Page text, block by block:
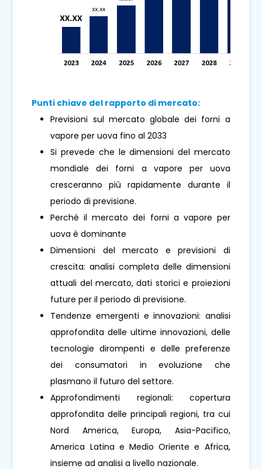
Punti chiave del rapporto di mercato:
Previsioni sul mercato globale dei forni a
vapore per uova fino al 2033
Si prevede che le dimensioni del mercato
mondiale dei forni a vapore per uova
cresceranno più rapidamente durante il
periodo di previsione.
Perché il mercato dei forni a vapore per
uova è dominante
Dimensioni del mercato e previsioni di
crescita: analisi completa delle dimensioni
attuali del mercato, dati storici e proiezioni
future per il periodo di previsione.
Tendenze emergenti e innovazioni: analisi
approfondita delle ultime innovazioni, delle
tecnologie dirompenti e delle preferenze
dei consumatori in evoluzione che
plasmano il futuro del settore.
Approfondimenti regionali: copertura
approfondita delle principali regioni, tra cui
Nord America, Europa, Asia-Pacifico,
America Latina e Medio Oriente e Africa,
insieme ad analisi a livello nazionale.